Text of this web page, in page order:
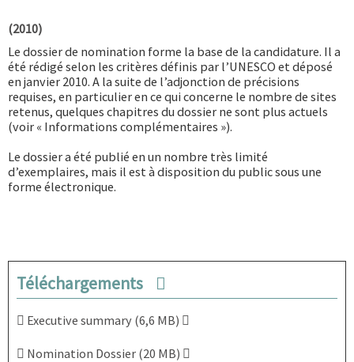
(2010)
Le dossier de nomination forme la base de la candidature. Il a
été rédigé selon les critères définis par l’UNESCO et déposé
en janvier 2010. A la suite de l’adjonction de précisions
requises, en particulier en ce qui concerne le nombre de sites
retenus, quelques chapitres du dossier ne sont plus actuels
(voir « Informations complémentaires »).
Le dossier a été publié en un nombre très limité
d’exemplaires, mais il est à disposition du public sous une
forme électronique.
Téléchargements
Executive summary (6,6 MB)
Nomination Dossier (20 MB)